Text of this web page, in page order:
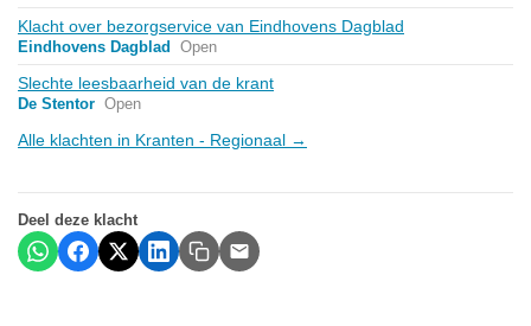
Klacht over bezorgservice van Eindhovens Dagblad
Eindhovens Dagblad Open
Slechte leesbaarheid van de krant
De Stentor Open
Alle klachten in Kranten - Regionaal →
Deel deze klacht